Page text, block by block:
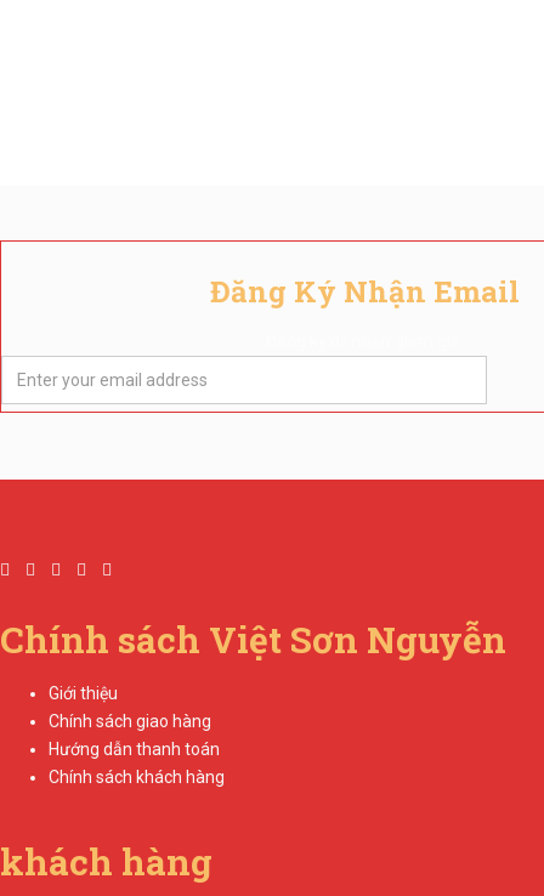
Đăng Ký Nhận Email
Chính sách Việt Sơn Nguyễn
Giới thiệu
Chính sách giao hàng
Hướng dẫn thanh toán
Chính sách khách hàng
khách hàng